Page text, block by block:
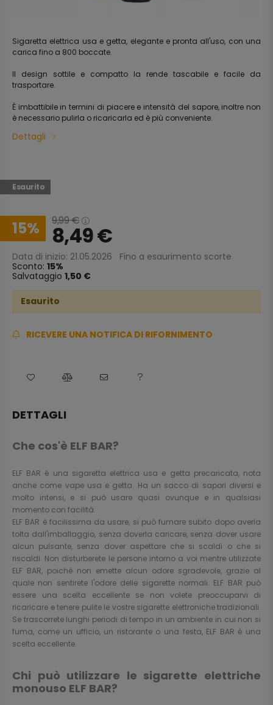
Sigaretta elettrica usa e getta, elegante e pronta all'uso, con una
carica fino a 800 boccate.
Il design sottile e compatto la rende tascabile e facile da
trasportare.
È imbattibile in termini di piacere e intensità del sapore, inoltre non
è necessario pulirla o ricaricarla ed è più conveniente.
Dettagli
Esaurito
15 9,99€
8,49€
Data di inizio: 21.05.2026
Fino a esaurimento scorte
Sconto: 15
Salvataggio 1,50 €
Esaurito
RICEVERE UNA NOTIFICA DI RIFORNIMENTO
DETTAGLI
Che cos'è ELF BAR?
ELF BAR è una sigaretta elettrica usa e getta precaricata, nota
anche come vape usa e getta. Ha un sacco di sapori diversi e
molto intensi, e si può usare quasi ovunque e in qualsiasi
momento con facilità.
ELF BAR è facilissima da usare, si può fumare subito dopo averla
tolta dall'imballaggio, senza doverla caricare, senza dover usare
alcun pulsante, senza dover aspettare che si scaldi o che si
riscaldi. Non disturberete le persone intorno a voi mentre utilizzate
ELF BAR, poiché non emette alcun odore sgradevole, grazie al
quale non sentirete l'odore delle sigarette normali. ELF BAR può
essere una scelta eccellente se non volete preoccuparvi di
ricaricare e tenere pulite le vostre sigarette elettroniche tradizionali.
Se trascorrete lunghi periodi di tempo in un ambiente in cui non si
fuma, come un ufficio, un ristorante o una festa, ELF BAR è una
scelta eccellente.
Chi può utilizzare le sigarette elettriche
monouso ELF BAR?